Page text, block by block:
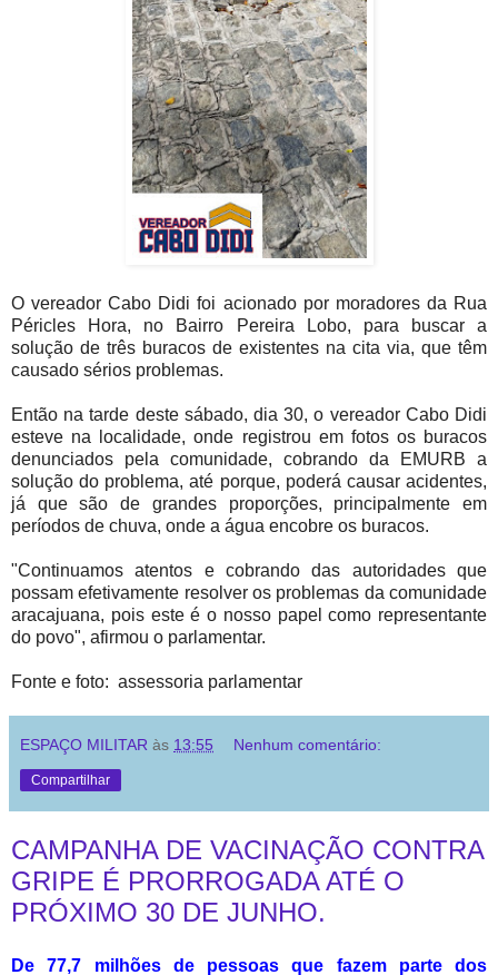
O vereador Cabo Didi foi acionado por moradores da Rua
Péricles Hora, no Bairro Pereira Lobo, para buscar a
solução de três buracos de existentes na cita via, que têm
causado sérios problemas.
Então na tarde deste sábado, dia 30, o vereador Cabo Didi
esteve na localidade, onde registrou em fotos os buracos
denunciados pela comunidade, cobrando da EMURB a
solução do problema, até porque, poderá causar acidentes,
já que são de grandes proporções, principalmente em
períodos de chuva, onde a água encobre os buracos.
"Continuamos atentos e cobrando das autoridades que
possam efetivamente resolver os problemas da comunidade
aracajuana, pois este é o nosso papel como representante
do povo", afirmou o parlamentar.
Fonte e foto: assessoria parlamentar
ESPAÇO MILITAR às 13:55 Nenhum comentário:
Compartilhar
CAMPANHA DE VACINAÇÃO CONTRA
GRIPE É PRORROGADA ATÉ O
PRÓXIMO 30 DE JUNHO.
De 77,7 milhões de pessoas que fazem parte dos